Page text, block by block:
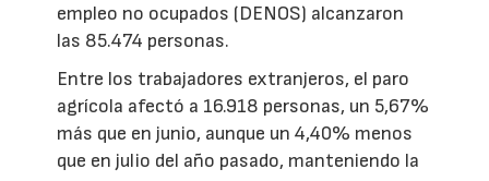
empleo no ocupados (DENOS) alcanzaron
las 85.474 personas.
Entre los trabajadores extranjeros, el paro
agrícola afectó a 16.918 personas, un 5,67%
más que en junio, aunque un 4,40% menos
que en julio del año pasado, manteniendo la